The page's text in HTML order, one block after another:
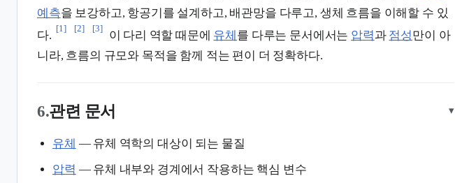
예측을 보강하고, 항공기를 설계하고, 배관망을 다루고, 생체 흐름을 이해할 수 있
다.
[1] [2] [3]
이 다리 역할 때문에 유체 를 다루는 문서에서는 압력과 점성만이 아
니라, 흐름의 규모와 목적을 함께 적는 편이 더 정확하다.
6.관련 문서 ▾
유체 — 유체 역학의 대상이 되는 물질
압력 — 유체 내부와 경계에서 작용하는 핵심 변수